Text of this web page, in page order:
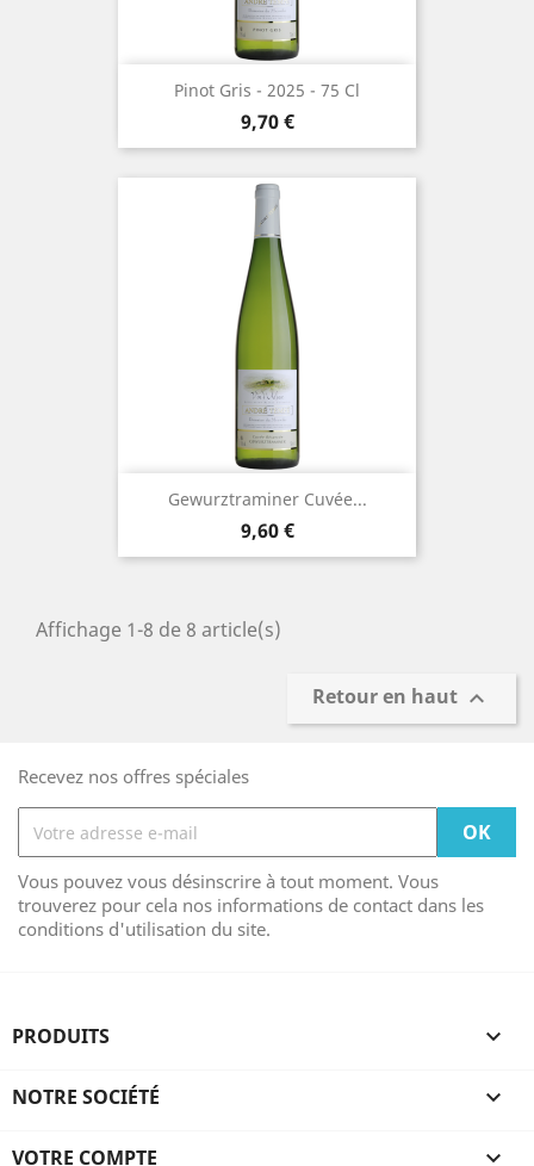
Pinot Gris - 2025 - 75 Cl
Prix
9,70 €
Gewurztraminer Cuvée...
Prix
9,60 €
Affichage 1-8 de 8 article(s)
Retour en haut 
Recevez nos offres spéciales
Vous pouvez vous désinscrire à tout moment. Vous
trouverez pour cela nos informations de contact dans les
conditions d'utilisation du site.
PRODUITS 
NOTRE SOCIÉTÉ 
VOTRE COMPTE 